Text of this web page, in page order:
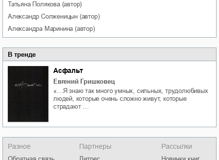
Татьяна Полякова(автор)
Александр Солженицын (автор)
Александра Маринина (автор)
В тренде
Асфальт
Евгений Гришковец
«…Я знаю так много умных, сильных, трудолюбивых
людей, которые очень сложно живут, которые
страдают …
Разное Партнеры Рассылки